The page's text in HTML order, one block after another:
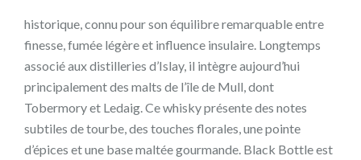
historique, connu pour son équilibre remarquable entre
finesse, fumée légère et influence insulaire. Longtemps
associé aux distilleries d’Islay, il intègre aujourd’hui
principalement des malts de l’île de Mull, dont
Tobermory et Ledaig. Ce whisky présente des notes
subtiles de tourbe, des touches florales, une pointe
d’épices et une base maltée gourmande. Black Bottle est